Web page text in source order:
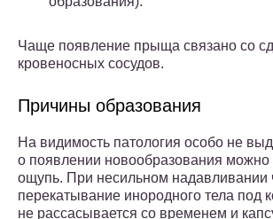
Чаще появление прыща связано со
кровеносных сосудов.
Причины образования
На видимость патология особо не
о появлении новообразования можно
ощупь. При несильном надавливании
перекатывание инородного тела под
не рассасывается со временем и